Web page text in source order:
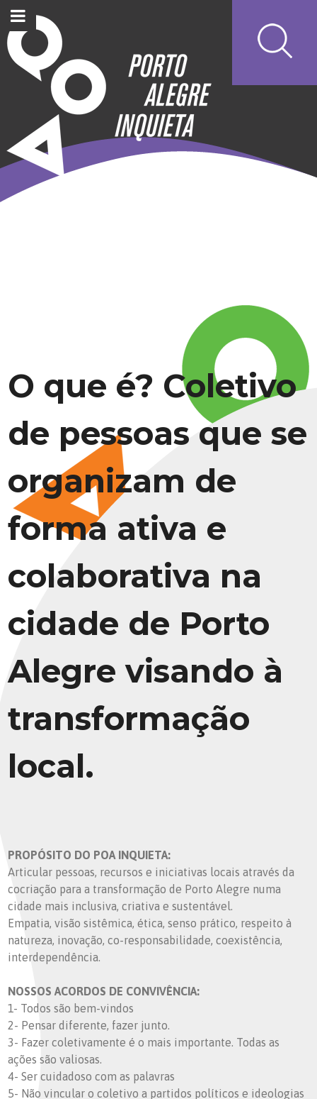
O que é? Coletivo
de pessoas que se
organizam de
forma ativa e
colaborativa na
cidade de Porto
Alegre visando à
transformação
local.
PROPÓSITO DO POA INQUIETA:
Articular pessoas, recursos e iniciativas locais através da
cocriação para a transformação de Porto Alegre numa
cidade mais inclusiva, criativa e sustentável.
Empatia, visão sistêmica, ética, senso prático, respeito à
natureza, inovação, co-responsabilidade, coexistência,
interdependência.
NOSSOS ACORDOS DE CONVIVÊNCIA:
1- Todos são bem-vindos
2- Pensar diferente, fazer junto.
3- Fazer coletivamente é o mais importante. Todas as
ações são valiosas.
4- Ser cuidadoso com as palavras
5- Não vincular o coletivo a partidos políticos e ideologias